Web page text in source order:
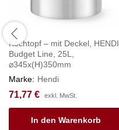
Kochtopf – mit Deckel, HENDI,
Budget Line, 25L,
⌀345x(H)350mm
Marke: Hendi
71,77 € exkl. MwSt.
In den Warenkorb